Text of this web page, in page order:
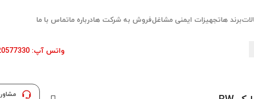
برند هاتجهیزات ایمنی مشاغلفروش به شرکت هادرباره ماتماس با ما
واتس آپ: 09120577330